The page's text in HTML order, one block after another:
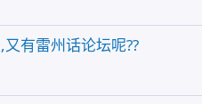
有雷州话论坛呢??